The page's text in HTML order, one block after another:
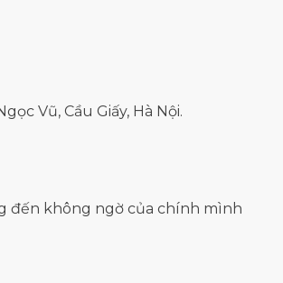
Vũ, Cầu Giấy, Hà Nội.
đến không ngờ của chính mình